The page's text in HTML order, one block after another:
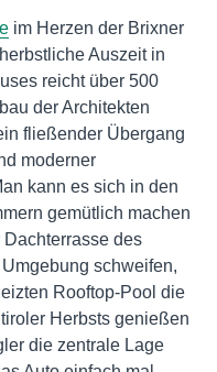
im Herzen der Brixner
Auszeit in
reicht über 500
der Architekten
fließender Übergang
moderner
kann es sich in den
gemütlich machen
des
schweifen,
Rooftop-Pool die
Herbsts genießen
die zentrale Lage